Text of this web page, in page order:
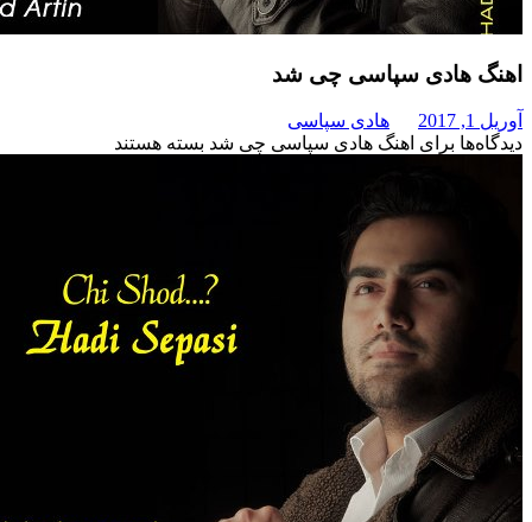
سپاسی چی شد
هادی سپاسی
برای اهنگ هادی سپاسی چی شد بسته هستند